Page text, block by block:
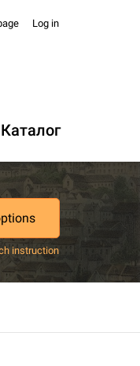
Log in
Каталог
instruction